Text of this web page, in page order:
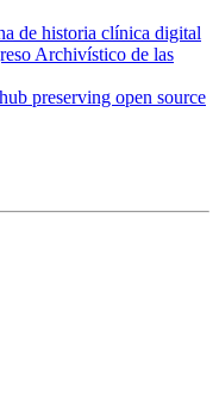
de historia clínica digital
Archivístico de las
preserving open source